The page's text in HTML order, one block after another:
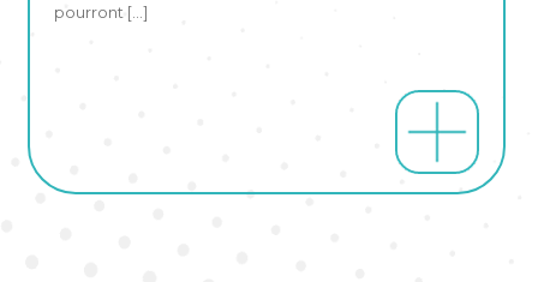
pourront […]